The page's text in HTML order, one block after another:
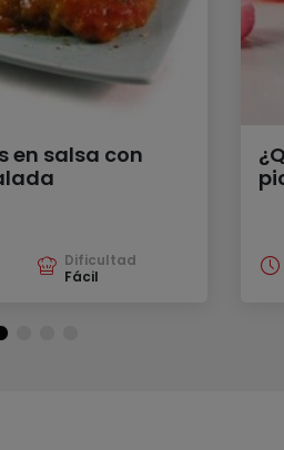
en salsa con
Dificultad
Fácil